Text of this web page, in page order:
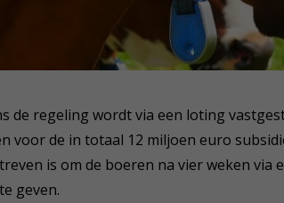
de regeling wordt via een loting
voor de in totaal 12 miljoen euro
is om de boeren na vier weken via
geven.